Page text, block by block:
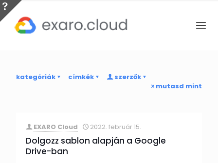
kategóriák címkék
szerzők
mutasd mint
EXARO Cloud 2022. február 15.
Dolgozz sablon alapján a Google
Drive-ban